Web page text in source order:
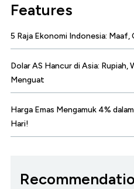
Features
5 Raja Ekonomi Indonesia: Maaf,
Dolar AS Hancur di Asia: Rupiah,
Menguat
Harga Emas Mengamuk 4%
Hari!